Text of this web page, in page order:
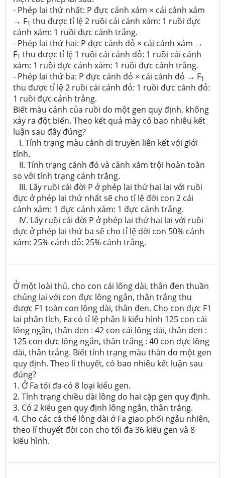
- Phép lai thứ nhất: P đực cánh xám × cái cánh xám
→ F1 thu được tỉ lệ 2 ruồi cái cánh xám: 1 ruồi đực
cánh xám: 1 ruồi đực cánh trắng.
- Phép lai thứ hai: P đực cánh đỏ × cái cánh xám →
F1 thu được tỉ lệ 1 ruồi cái cánh đỏ: 1 ruồi cái cánh
xám: 1 ruồi đực cánh xám: 1 ruồi đực cánh trắng.
- Phép lai thứ ba: P đực cánh đỏ × cái cánh đỏ → F1
thu được tỉ lệ 2 ruồi cái cánh đỏ: 1 ruồi đực cánh đỏ:
1 ruồi đực cánh trắng.
Biết màu cánh của ruồi do một gen quy định, không
xảy ra đột biến. Theo kết quả mày có bao nhiêu kết
luận sau đây đúng?
I. Tính trạng màu cánh di truyền liên kết với giới
tính.
II. Tính trạng cánh đỏ và cánh xám trội hoàn toàn
so với tính trạng cánh trắng.
III. Lấy ruồi cái đời P ở phép lai thứ hai lai với ruồi
đực ở phép lai thứ nhất sẽ cho tỉ lệ đời con 2 cái
cánh xám: 1 đực cánh xám: 1 đực cánh trắng.
IV. Lấy ruồi cái đời P ở phép lai thứ hai lai với ruồi
đực ở phép lai thứ ba sẽ cho tỉ lệ đời con 50% cánh
xám: 25% cánh đỏ: 25% cánh trắng.
Ở một loài thú, cho con cái lông dài, thân đen thuần
chủng lai với con đực lông ngắn, thân trắng thu
được F1 toàn con lông dài, thân đen. Cho con đực F1
lai phân tích, Fa có tỉ lệ phân li kiểu hình 125 con cái
lông ngắn, thân đen : 42 con cái lông dài, thân đen :
125 con đực lông ngắn, thân trắng : 40 con đực lông
dài, thân trắng. Biết tính trạng màu thân do một gen
quy định. Theo lí thuyết, có bao nhiêu kết luận sau
đúng?
1. Ở Fa tối đa có 8 loại kiểu gen.
2. Tính trạng chiều dài lông do hai cặp gen quy định.
3. Có 2 kiểu gen quy định lông ngắn, thân trắng.
4. Cho các cá thể lông dài ở Fa giao phối ngẫu nhiên,
theo lí thuyết đời con cho tối đa 36 kiểu gen và 8
kiểu hình.